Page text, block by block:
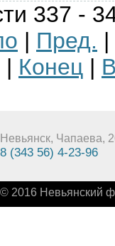
337 -
| Пред. |
| Конец |
Невьянск, Чапаева,
8 (343 56) 4-23-96
© 2016 Невьянский